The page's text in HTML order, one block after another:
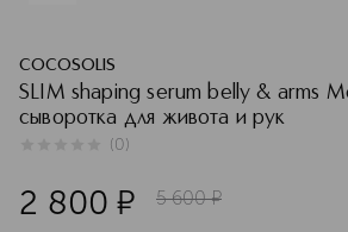
COCOSOLIS
SLIM shaping serum belly & arms
сыворотка для живота и рук
(0)
2 800 ¤ 5 600 ¤